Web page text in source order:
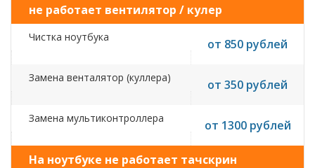
не работает вентилятор / кулер
Чистка ноутбука от 850 рублей
Замена венталятор (куллера) от 350 рублей
Замена мультиконтроллера от 1300 рублей
На ноутбуке не работает тачскрин